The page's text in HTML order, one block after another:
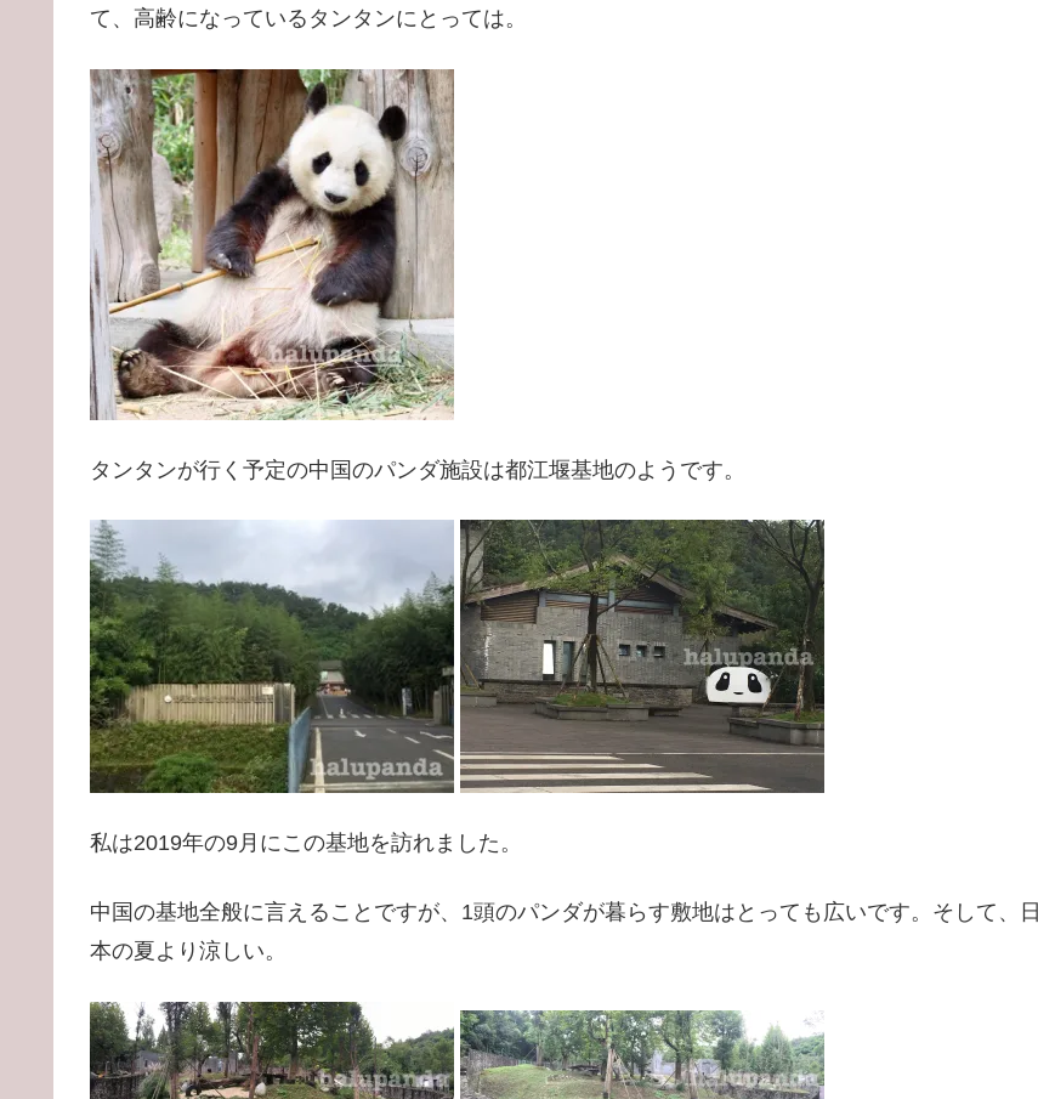
て、高齢になっているタンタンにとっては。
タンタンが行く予定の中国のパンダ施設は都江堰基地のようです。
私は2019年の9月にこの基地を訪れました。
中国の基地全般に言えることですが、1頭のパンダが暮らす敷地はとっても広いです。そして、日
本の夏より涼しい。